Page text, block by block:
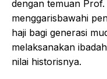
dengan temuan
menggarisbawahi
haji bagi generasi
melaksanakan
nilai historisnya.